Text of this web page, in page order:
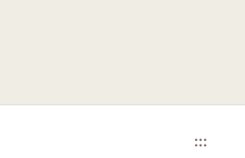
:::